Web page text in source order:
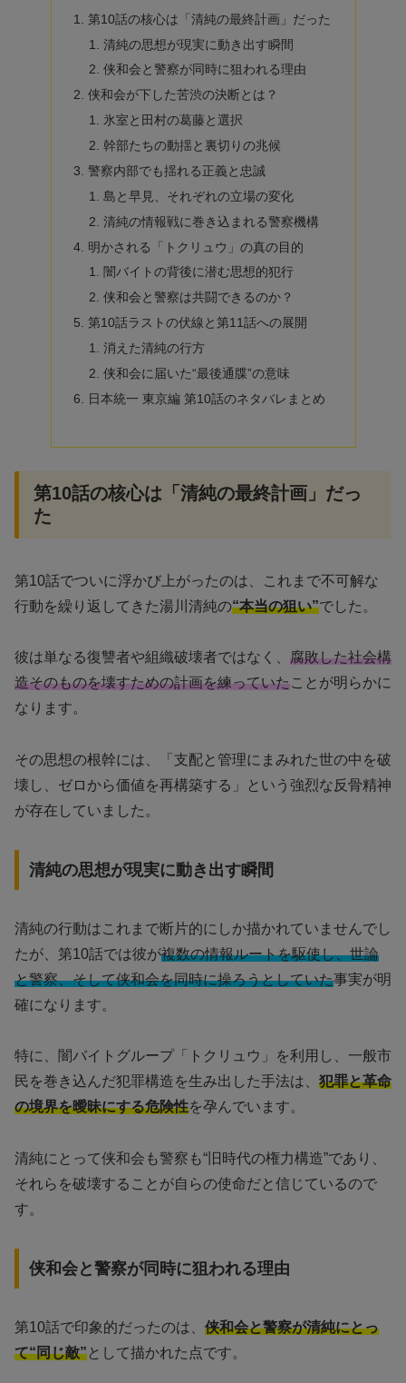
第10話の核心は「清純の最終計画」だった
清純の思想が現実に動き出す瞬間
侠和会と警察が同時に狙われる理由
侠和会が下した苦渋の決断とは？
氷室と田村の葛藤と選択
幹部たちの動揺と裏切りの兆候
警察内部でも揺れる正義と忠誠
島と早見、それぞれの立場の変化
清純の情報戦に巻き込まれる警察機構
明かされる「トクリュウ」の真の目的
闇バイトの背後に潜む思想的犯行
侠和会と警察は共闘できるのか？
第10話ラストの伏線と第11話への展開
消えた清純の行方
侠和会に届いた“最後通牒”の意味
日本統一 東京編 第10話のネタバレまとめ
第10話の核心は「清純の最終計画」だっ
た
第10話でついに浮かび上がったのは、これまで不可解な
行動を繰り返してきた湯川清純の“本当の狙い”でした。
彼は単なる復讐者や組織破壊者ではなく、 腐敗した社会構
造そのものを壊すための計画を練っていたことが明らかに
なります。
その思想の根幹には、「支配と管理にまみれた世の中を破
壊し、ゼロから価値を再構築する」という強烈な反骨精神
が存在していました。
清純の思想が現実に動き出す瞬間
清純の行動はこれまで断片的にしか描かれていませんでし
たが、第10話では彼が複数の情報ルートを駆使し、世論
と警察、そして侠和会を同時に操ろうとしていた事実が明
確になります。
特に、闇バイトグループ「トクリュウ」を利用し、一般市
民を巻き込んだ犯罪構造を生み出した手法は、 犯罪と革命
の境界を曖昧にする危険性を孕んでいます。
清純にとって侠和会も警察も“旧時代の権力構造”であり、
それらを破壊することが自らの使命だと信じているので
す。
侠和会と警察が同時に狙われる理由
第10話で印象的だったのは、 侠和会と警察が清純にとっ
て“同じ敵”として描かれた点です。